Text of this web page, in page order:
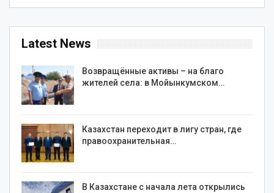
Latest News
Возвращённые активы – на благо
жителей села: в Мойынкумском…
Казахстан переходит в лигу стран, где
правоохранительная…
В Казахстане с начала лета открылись